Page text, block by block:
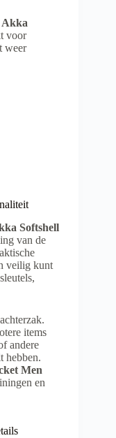
voor
weer
Softshell
van de
veilig kunt
items
andere
hebben.
Men
en